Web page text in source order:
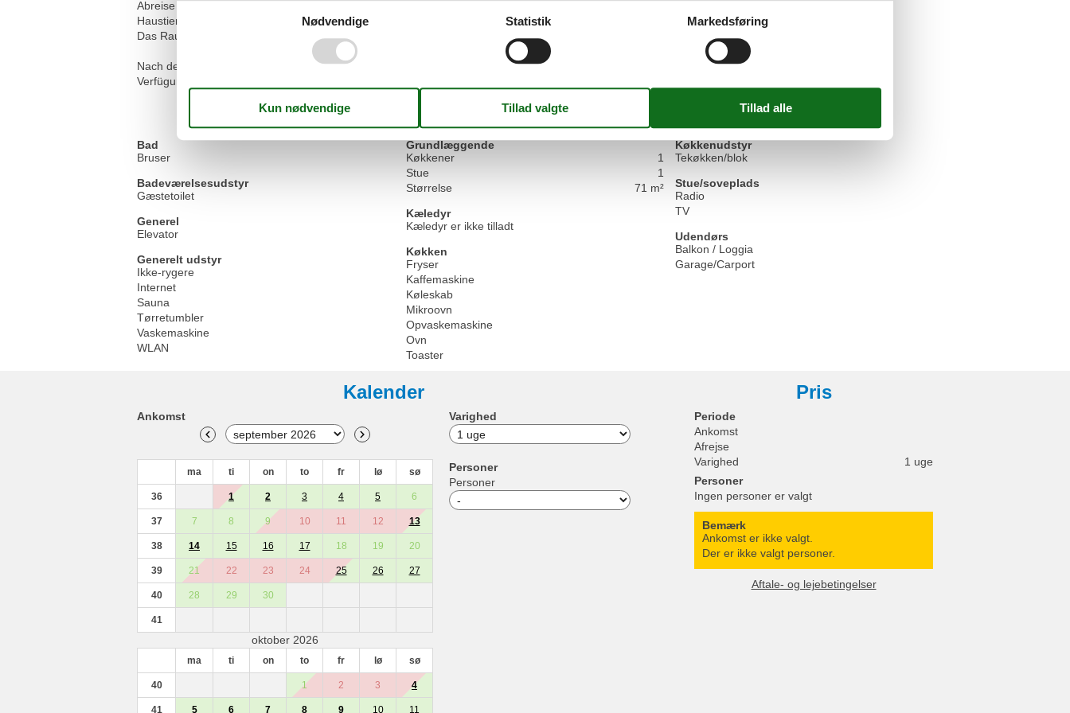
Abreise bis 10:00 Uhr
Haustiere sind in diesem Appartement leider nicht gestattet.
Das Rauchen ist in dieser Unterkunft untersagt.
Nach der Buchung stehen Ihnen zusätzlich die Zahlungsmöglichkeiten Banküberweisung, Kreditkarte, Sofortüberweisung und Google/Apple Pay zur
Verfügung. Weitere Informationen entnehmen Sie bitte Ihrer Buchungsbestätigung.
Faciliteter
Bad
Bruser
Badeværelsesudstyr
Gæstetoilet
Generel
Elevator
Generelt udstyr
Ikke-rygere
Internet
Sauna
Tørretumbler
Vaskemaskine
WLAN
Grundlæggende
Køkkener
1
Stue
1
Størrelse
71 m²
Kæledyr
Kæledyr er ikke tilladt
Køkken
Fryser
Kaffemaskine
Køleskab
Mikroovn
Opvaskemaskine
Ovn
Toaster
Køkkenudstyr
Tekøkken/blok
Stue/soveplads
Radio
TV
Udendørs
Balkon / Loggia
Garage/Carport
Kalender
Ankomst
ma ti on to fr lø sø
36 1 2 3 4 5 6
37 7 8 9 10 11 12 13
38 14 15 16 17 18 19 20
39 21 22 23 24 25 26 27
40 28 29 30
41
oktober 2026
ma ti on to fr lø sø
40 1 2 3 4
41 5 6 7 8 9 10 11
Varighed
Personer
Personer
Pris
Periode
Ankomst
Afrejse
Varighed
1 uge
Personer
Ingen personer er valgt
Bemærk
Ankomst er ikke valgt.
Der er ikke valgt personer.
Aftale- og lejebetingelser
Nødvendige Statistik Markedsføring